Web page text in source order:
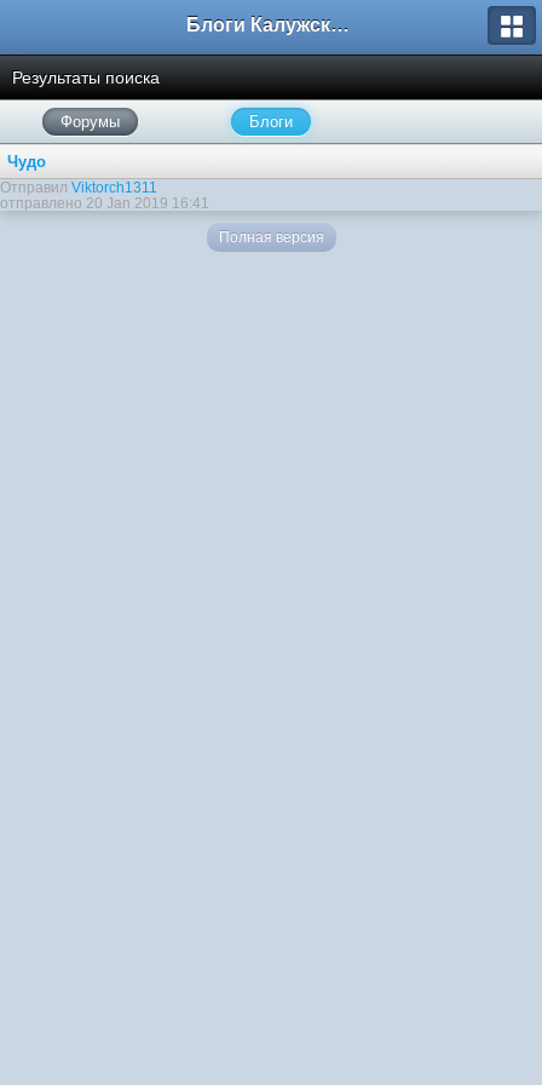
Блоги Калужского перекрестка
Результаты поиска
Форумы Блоги
Чудо
Отправил Viktorch1311
отправлено 20 Jan 2019 16:41
Полная версия